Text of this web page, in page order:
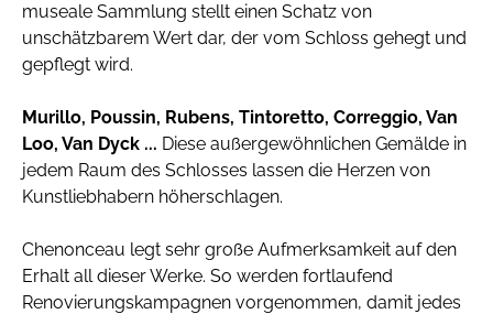
museale Sammlung stellt einen Schatz von
unschätzbarem Wert dar, der vom Schloss gehegt und
gepflegt wird.
Murillo, Poussin, Rubens, Tintoretto, Correggio, Van
Loo, Van Dyck ... Diese außergewöhnlichen Gemälde in
jedem Raum des Schlosses lassen die Herzen von
Kunstliebhabern höherschlagen.
Chenonceau legt sehr große Aufmerksamkeit auf den
Erhalt all dieser Werke. So werden fortlaufend
Renovierungskampagnen vorgenommen, damit jedes